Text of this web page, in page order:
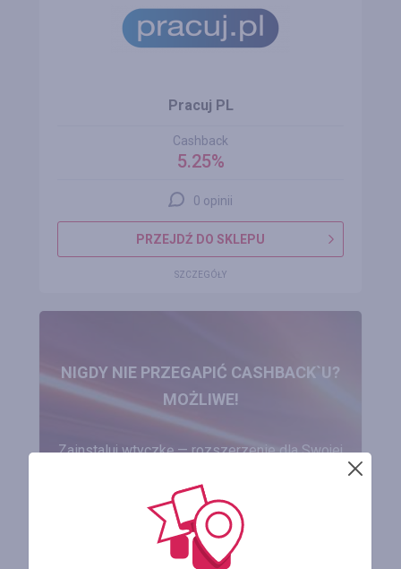
Pracuj PL
Cashback
5.25%
0 opinii
PRZEJDŹ DO SKLEPU
SZCZEGÓŁY
NIGDY NIE PRZEGAPIĆ CASHBACK`U?
MOŻLIWE!
Zainstaluj wtyczkę — rozszerzenie dla Swojej
ZAINSTALUJ